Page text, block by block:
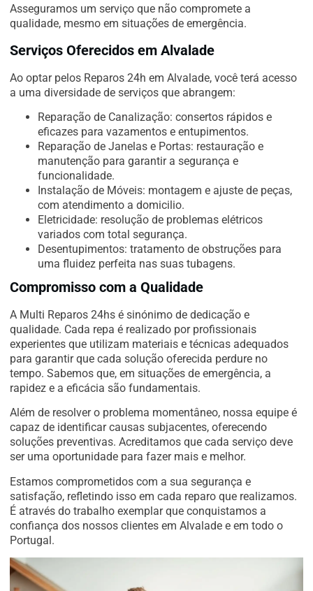
Asseguramos um serviço que não compromete a
qualidade, mesmo em situações de emergência.
Serviços Oferecidos em Alvalade
Ao optar pelos Reparos 24h em Alvalade, você terá acesso
a uma diversidade de serviços que abrangem:
Reparação de Canalização: consertos rápidos e
eficazes para vazamentos e entupimentos.
Reparação de Janelas e Portas: restauração e
manutenção para garantir a segurança e
funcionalidade.
Instalação de Móveis: montagem e ajuste de peças,
com atendimento a domicilio.
Eletricidade: resolução de problemas elétricos
variados com total segurança.
Desentupimentos: tratamento de obstruções para
uma fluidez perfeita nas suas tubagens.
Compromisso com a Qualidade
A Multi Reparos 24hs é sinónimo de dedicação e
qualidade. Cada repa é realizado por profissionais
experientes que utilizam materiais e técnicas adequados
para garantir que cada solução oferecida perdure no
tempo. Sabemos que, em situações de emergência, a
rapidez e a eficácia são fundamentais.
Além de resolver o problema momentâneo, nossa equipe é
capaz de identificar causas subjacentes, oferecendo
soluções preventivas. Acreditamos que cada serviço deve
ser uma oportunidade para fazer mais e melhor.
Estamos comprometidos com a sua segurança e
satisfação, refletindo isso em cada reparo que realizamos.
É através do trabalho exemplar que conquistamos a
confiança dos nossos clientes em Alvalade e em todo o
Portugal.